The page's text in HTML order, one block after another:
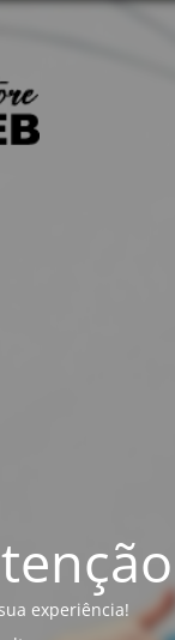
experiência!